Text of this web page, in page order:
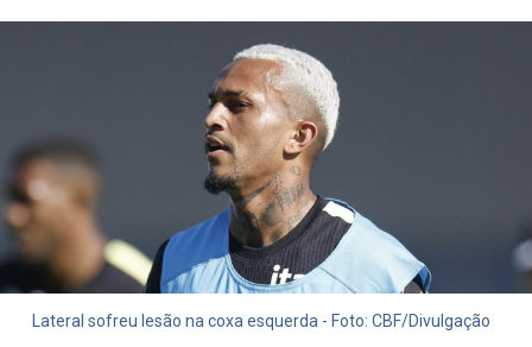
Lateral sofreu lesão na coxa esquerda - Foto: CBF/Divulgação